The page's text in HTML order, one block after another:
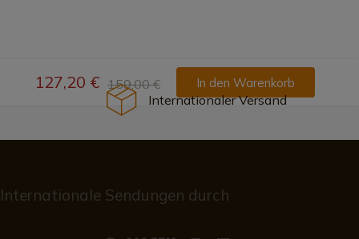
127,20 € 159,00 € In den Warenkorb
Internationaler Versand
Internationale Sendungen durch